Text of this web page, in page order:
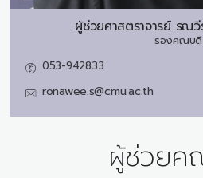
ผู้ช่วยศาสตราจารย์ รณวี
รองคณบดี
053-942833
ronawee.s@cmu.ac.th
ผู้ช่วย